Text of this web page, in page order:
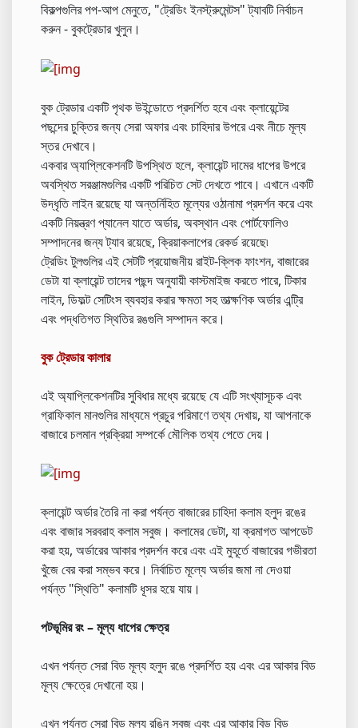
বিকল্পগুলির পপ-আপ মেনুতে, "ট্রেডিং ইনস্ট্রুমেন্টস" ট্যাবটি নির্বাচন
করুন - বুকট্রেডার খুলুন।
বুক ট্রেডার একটি পৃথক উইন্ডোতে প্রদর্শিত হবে এবং ক্লায়েন্টের
পছন্দের চুক্তির জন্য সেরা অফার এবং চাহিদার উপরে এবং নীচে মূল্য
স্তর দেখাবে।
একবার অ্যাপ্লিকেশনটি উপস্থিত হলে, ক্লায়েন্ট দামের ধাপের উপরে
অবস্থিত সরঞ্জামগুলির একটি পরিচিত সেট দেখতে পাবে। এখানে একটি
উদ্ধৃতি লাইন রয়েছে যা অন্তর্নিহিত মূল্যের ওঠানামা প্রদর্শন করে এবং
একটি নিয়ন্ত্রণ প্যানেল যাতে অর্ডার, অবস্থান এবং পোর্টফোলিও
সম্পাদনের জন্য ট্যাব রয়েছে, ক্রিয়াকলাপের রেকর্ড রয়েছে৷
ট্রেডিং টুলগুলির এই সেটটি প্রয়োজনীয় রাইট-ক্লিক ফাংশন, বাজারের
ডেটা যা ক্লায়েন্ট তাদের পছন্দ অনুযায়ী কাস্টমাইজ করতে পারে, টিকার
লাইন, ডিফল্ট সেটিংস ব্যবহার করার ক্ষমতা সহ তাত্ক্ষণিক অর্ডার এন্ট্রি
এবং পদ্ধতিগত স্থিতির রঙগুলি সম্পাদন করে।
বুক ট্রেডার কালার
এই অ্যাপ্লিকেশনটির সুবিধার মধ্যে রয়েছে যে এটি সংখ্যাসূচক এবং
গ্রাফিকাল মানগুলির মাধ্যমে প্রচুর পরিমাণে তথ্য দেখায়, যা আপনাকে
বাজারে চলমান প্রক্রিয়া সম্পর্কে মৌলিক তথ্য পেতে দেয়।
ক্লায়েন্ট অর্ডার তৈরি না করা পর্যন্ত বাজারের চাহিদা কলাম হলুদ রঙের
এবং বাজার সরবরাহ কলাম সবুজ। কলামের ডেটা, যা ক্রমাগত আপডেট
করা হয়, অর্ডারের আকার প্রদর্শন করে এবং এই মুহূর্তে বাজারের গভীরতা
খুঁজে বের করা সম্ভব করে। নির্বাচিত মূল্যে অর্ডার জমা না দেওয়া
পর্যন্ত "স্থিতি" কলামটি ধূসর হয়ে যায়।
পটভূমির রং – মূল্য ধাপের ক্ষেত্র
এখন পর্যন্ত সেরা বিড মূল্য হলুদ রঙে প্রদর্শিত হয় এবং এর আকার বিড
মূল্য ক্ষেত্রে দেখানো হয়।
এখন পর্যন্ত সেরা বিড মূল্য রঙিন সবুজ এবং এর আকার বিড বিড